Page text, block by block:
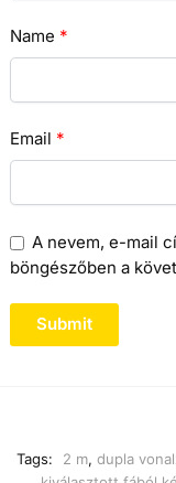
Name *
Email *
A nevem, e-mail
böngészőben a
Tags:
2 m, dupla